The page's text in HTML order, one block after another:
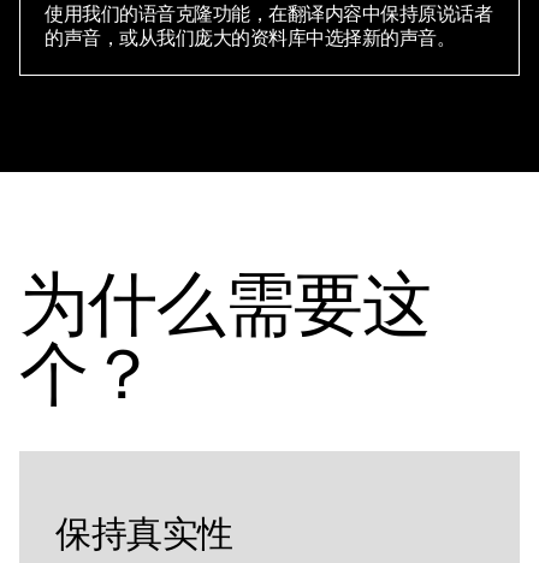
使用我们的语音克隆功能，在翻译内容中保持原说话者
的声音，或从我们庞大的资料库中选择新的声音。
为什么需要这
个？
保持真实性